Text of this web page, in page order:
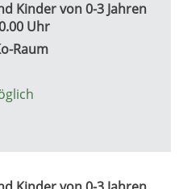
Kinder von 0-3 Jahren
Uhr
Raum